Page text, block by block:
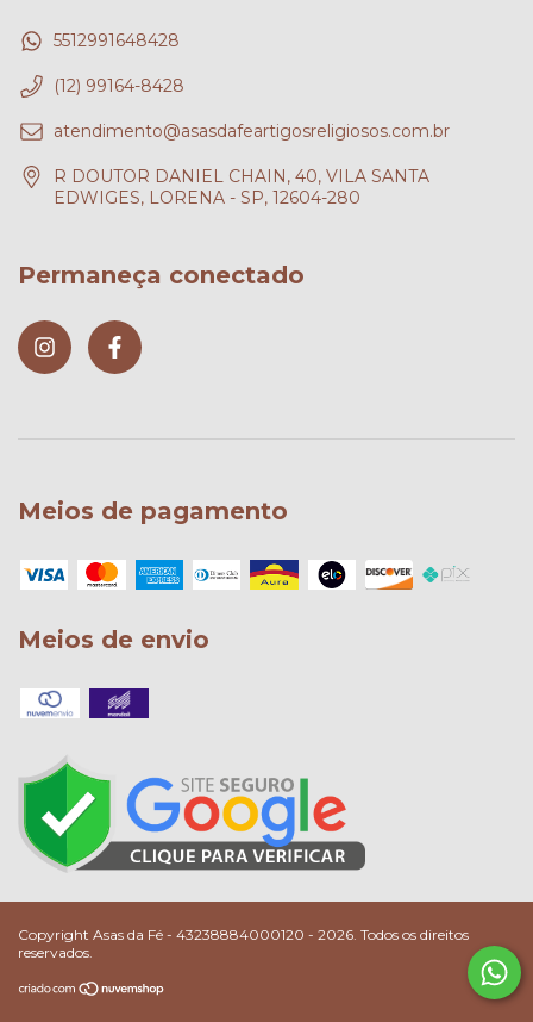
5512991648428
(12) 99164-8428
atendimento@asasdafeartigosreligiosos.com.br
R DOUTOR DANIEL CHAIN, 40, VILA SANTA
EDWIGES, LORENA - SP, 12604-280
Permaneça conectado
Meios de pagamento
Meios de envio
Copyright Asas da Fé - 43238884000120 - 2026. Todos os direitos
reservados.